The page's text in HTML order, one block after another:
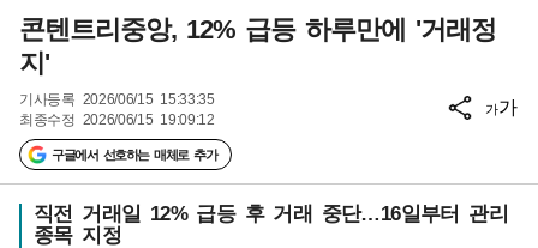
콘텐트리중앙, 12% 급등 하루만에 '거래정
지'
기사등록 2026/06/15 15:33:35
최종수정 2026/06/15 19:09:12
구글에서 선호하는 매체로 추가
가가
직전 거래일 12% 급등 후 거래 중단…16일부터 관리
종목 지정